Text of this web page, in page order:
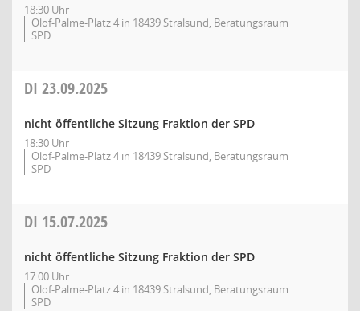
18:30 Uhr
Olof-Palme-Platz 4 in 18439 Stralsund, Beratungsraum
SPD
DI 23.09.2025
nicht öffentliche Sitzung Fraktion der SPD
18:30 Uhr
Olof-Palme-Platz 4 in 18439 Stralsund, Beratungsraum
SPD
DI 15.07.2025
nicht öffentliche Sitzung Fraktion der SPD
17:00 Uhr
Olof-Palme-Platz 4 in 18439 Stralsund, Beratungsraum
SPD